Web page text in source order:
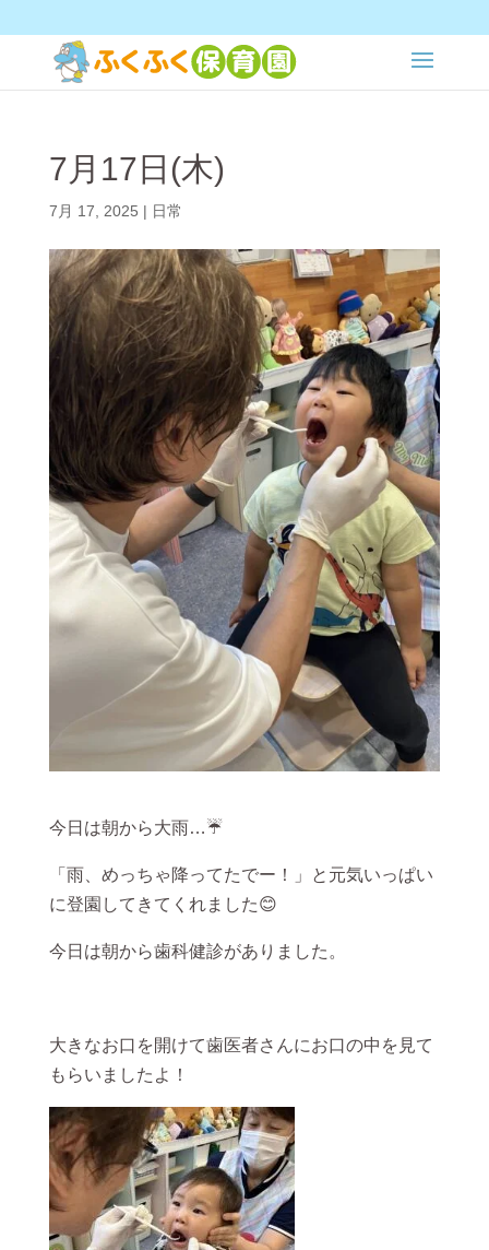
7月17日(木)
7月 17, 2025 | 日常
今日は朝から大雨…☔
「雨、めっちゃ降ってたでー！」と元気いっぱい
に登園してきてくれました😊
今日は朝から歯科健診がありました。
大きなお口を開けて歯医者さんにお口の中を見て
もらいましたよ！